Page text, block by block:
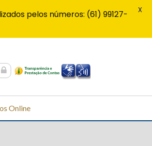
Online
pelos números: (61) 99127-
X